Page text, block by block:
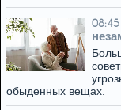
08:45
обыденных вещах.